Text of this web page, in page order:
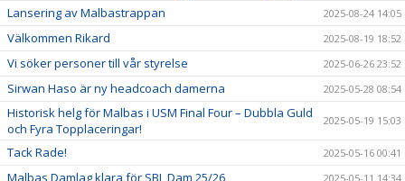
Lansering av Malbastrappan 2025-08-24 14:05
Välkommen Rikard 2025-08-19 18:52
Vi söker personer till vår styrelse 2025-06-26 23:52
Sirwan Haso är ny headcoach damerna 2025-05-28 08:54
Historisk helg för Malbas i USM Final Four – Dubbla Guld
och Fyra Topplaceringar!
2025-05-19 15:03
Tack Rade! 2025-05-16 00:41
Malbas Damlag klara för SBL Dam 25/26 2025-05-11 14:34